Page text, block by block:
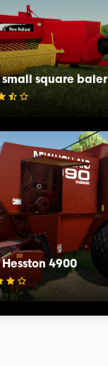
small square baler
4900